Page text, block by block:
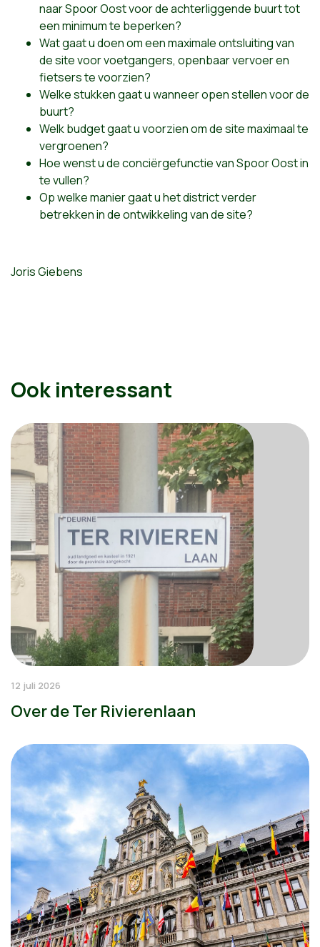
naar Spoor Oost voor de achterliggende buurt tot
een minimum te beperken?
Wat gaat u doen om een maximale ontsluiting van
de site voor voetgangers, openbaar vervoer en
fietsers te voorzien?
Welke stukken gaat u wanneer open stellen voor de
buurt?
Welk budget gaat u voorzien om de site maximaal te
vergroenen?
Hoe wenst u de conciërgefunctie van Spoor Oost in
te vullen?
Op welke manier gaat u het district verder
betrekken in de ontwikkeling van de site?
Joris Giebens
Ook interessant
12 juli 2026
Over de Ter Rivierenlaan